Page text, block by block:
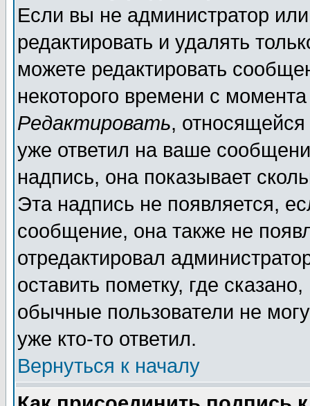
Если вы не администратор
редактировать и удалять
можете редактировать
некоторого времени с
Редактировать,
уже ответил на ваше
надпись, она показывает
Эта надпись не появляется,
сообщение, она также не
отредактировал
оставить пометку, где
обычные пользователи не
уже кто-то ответил.
Вернуться к началу